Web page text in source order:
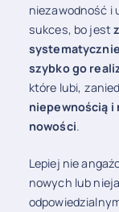
niezawodność i
sukces, bo jest
systematycznie
szybko go
które lubi,
niepewnością i
nowości.
Lepiej nie
nowych lub